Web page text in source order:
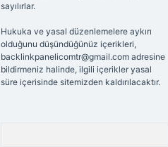
sayılırlar.
Hukuka ve yasal düzenlemelere aykırı
olduğunu düşündüğünüz içerikleri,
backlinkpanelicomtr@gmail.comadresine
bildirmeniz halinde, ilgili içerikler yasal
süre içerisinde sitemizden kaldırılacaktır.